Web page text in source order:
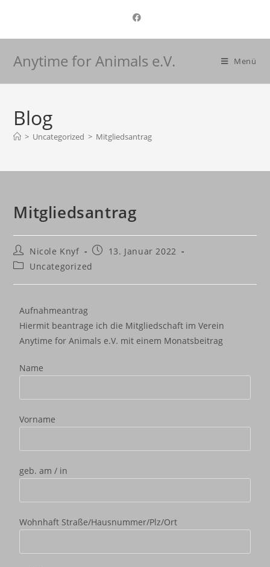
Anytime for Animals e.V. Menü
Blog
> Uncategorized > Mitgliedsantrag
Mitgliedsantrag
Nicole Knyf
13. Januar 2022
Uncategorized
Aufnahmeantrag
Hiermit beantrage ich die Mitgliedschaft im Verein
Anytime for Animals e.V. mit einem Monatsbeitrag
Name
Vorname
geb. am / in
Wohnhaft Straße/Hausnummer/Plz/Ort